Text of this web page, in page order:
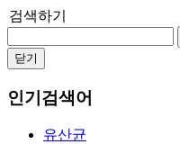
검색하기
닫기
인기검색어
유산균